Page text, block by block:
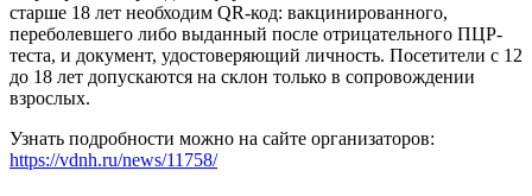
старше 18 лет необходим QR-код: вакцинированного,
переболевшего либо выданный после отрицательного ПЦР-
теста, и документ, удостоверяющий личность. Посетители c 12
до 18 лет допускаются на склон только в сопровождении
взрослых.
Узнать подробности можно на сайте организаторов:
https://vdnh.ru/news/11758/